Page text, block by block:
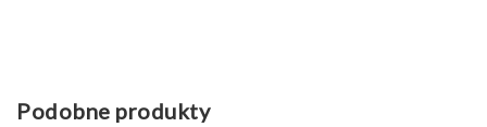
Podobne produkty